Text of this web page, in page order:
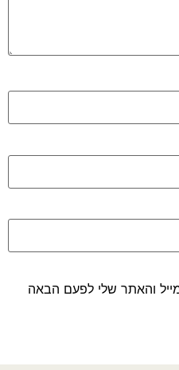
והאתר שלי לפעם הבאה